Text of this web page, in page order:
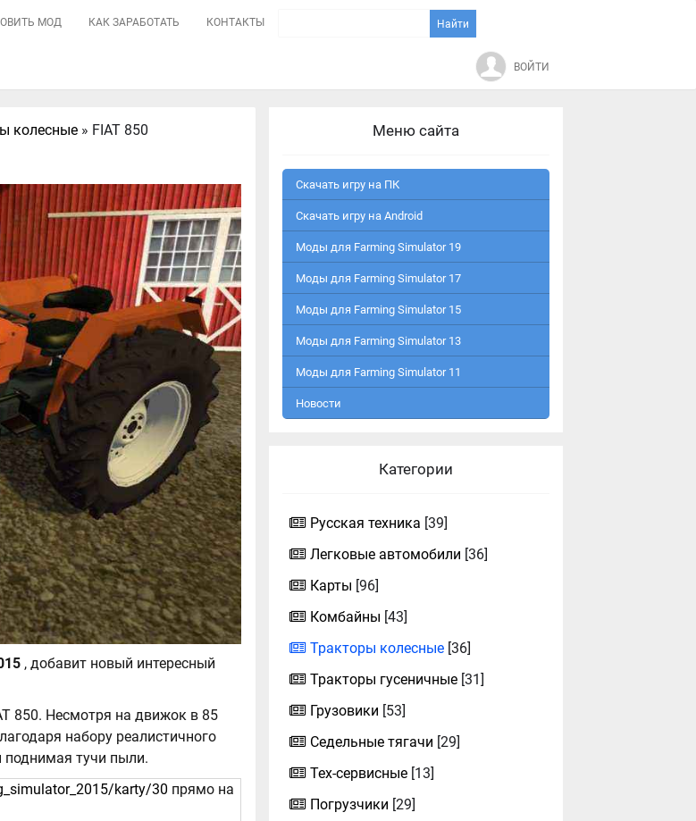
МОД КАК ЗАРАБОТАТЬ КОНТАКТЫ
ВОЙТИ
колесные » FIAT 850
Simulator 2015 , добавит новый интересный
850. Несмотря на движок в 85
набору реалистичного
поднимая тучи пыли.
karty/30 прямо на
Меню сайта
Скачать игру на ПК
Скачать игру на Android
Моды для Farming Simulator 19
Моды для Farming Simulator 17
Моды для Farming Simulator 15
Моды для Farming Simulator 13
Моды для Farming Simulator 11
Новости
Категории
Русская техника [39]
Легковые автомобили [36]
Карты [96]
Комбайны [43]
Тракторы колесные [36]
Тракторы гусеничные [31]
Грузовики [53]
Седельные тягачи [29]
Тех-сервисные [13]
Погрузчики [29]